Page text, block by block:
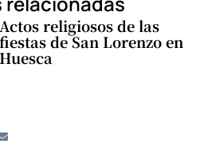
Actos religiosos de las
fiestas de San Lorenzo en
Huesca